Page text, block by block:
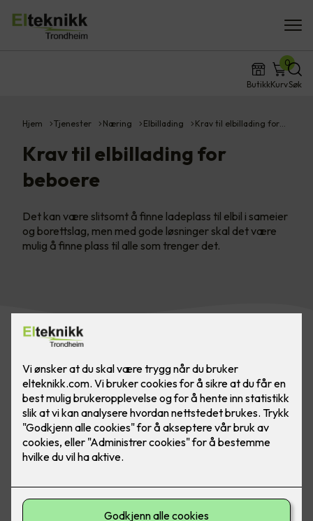
ButikkKurv
0
Søk
Hjem Tjenester Næring Elbillading Krav til elbillading for…
Krav til elbillading for
beboere
Det kan være slitsomt å finne ladeplass til elbil i sameier
og borettslag, men med gode løsninger skal det være
mulig å finne plass til alle som trenger det.
om du bor i borettslag eller sameie? Det er godt å vite om
du har eller skal skaffe elbil.